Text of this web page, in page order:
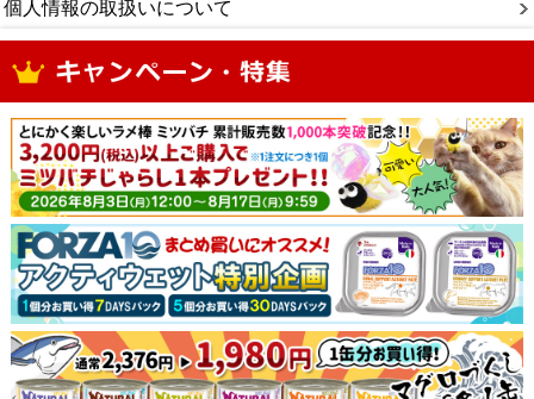
個人情報の取扱いについて